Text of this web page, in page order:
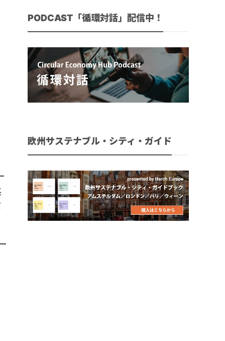
PODCAST「循環対話」配信中！
欧州サステナブル・シティ・ガイド